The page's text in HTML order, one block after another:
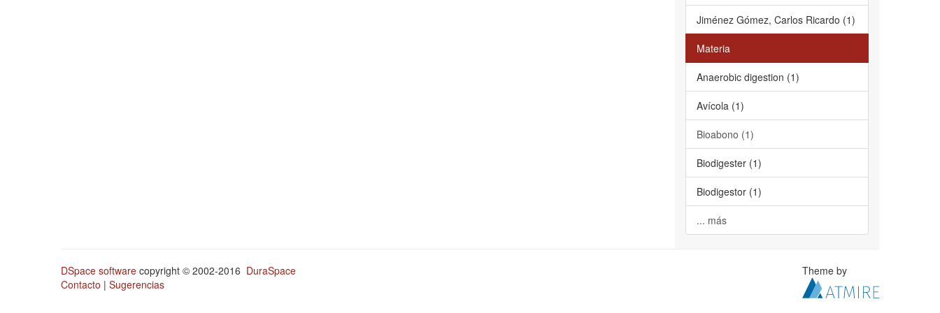
Jiménez Gómez, Carlos Ricardo (1)
Materia
Anaerobic digestion (1)
Avícola (1)
Bioabono (1)
Biodigester (1)
Biodigestor (1)
... más
DSpace software copyright © 2002-2016 DuraSpace
Contacto | Sugerencias
Theme by